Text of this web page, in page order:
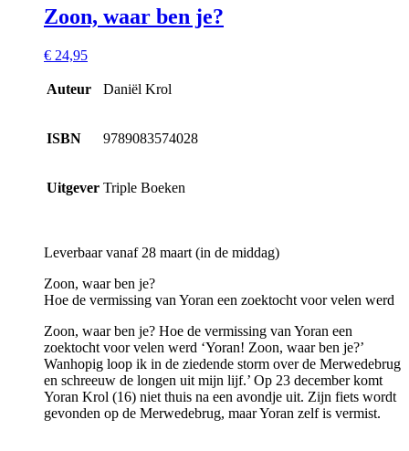
Zoon, waar ben je?
€ 24,95
Auteur Daniël Krol
ISBN 9789083574028
Uitgever Triple Boeken
Leverbaar vanaf 28 maart (in de middag)
Zoon, waar ben je?
Hoe de vermissing van Yoran een zoektocht voor velen werd
Zoon, waar ben je? Hoe de vermissing van Yoran een
zoektocht voor velen werd ‘Yoran! Zoon, waar ben je?’
Wanhopig loop ik in de ziedende storm over de Merwedebrug
en schreeuw de longen uit mijn lijf.’ Op 23 december komt
Yoran Krol (16) niet thuis na een avondje uit. Zijn fiets wordt
gevonden op de Merwedebrug, maar Yoran zelf is vermist.